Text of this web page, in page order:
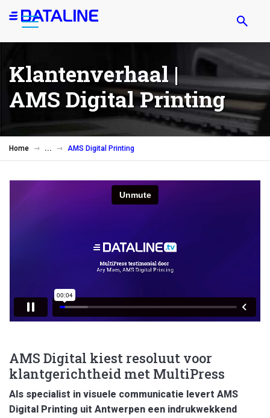
Overslaan
en
inhoud
gaan
Klantenverhaal |
AMS Digital Printing
Home AMS Digital Printing
AMS Digital kiest resoluut voor
klantgerichtheid met MultiPress
Als specialist in visuele communicatie levert AMS
Digital Printing uit Antwerpen een indrukwekkend